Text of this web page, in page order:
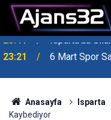
23:21 6 Mart Spor
Anasayfa Isparta
Kaybediyor